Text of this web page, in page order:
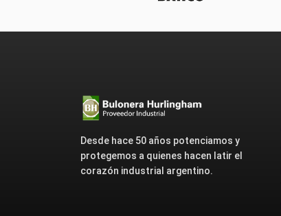
Desde hace 50 años potenciamos y
protegemos a quienes hacen latir el
corazón industrial argentino.